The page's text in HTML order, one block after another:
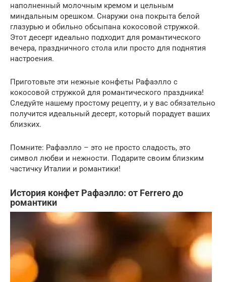
наполненный молочным кремом и цельным
миндальным орешком. Снаружи она покрыта белой
глазурью и обильно обсыпана кокосовой стружкой.
Этот десерт идеально подходит для романтического
вечера, праздничного стола или просто для поднятия
настроения.
Приготовьте эти нежные конфеты Рафаэлло с
кокосовой стружкой для романтического праздника!
Следуйте нашему простому рецепту, и у вас обязательно
получится идеальный десерт, который порадует ваших
близких.
Помните: Рафаэлло – это не просто сладость, это
символ любви и нежности. Подарите своим близким
частичку Италии и романтики!
История конфет Рафаэлло: от Ferrero до
романтики